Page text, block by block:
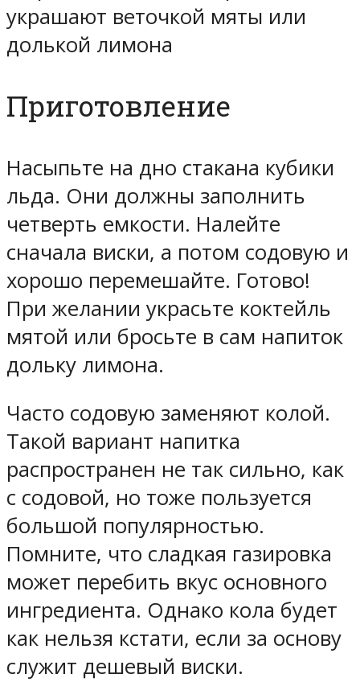
украшают веточкой мяты или
долькой лимона
Приготовление
Насыпьте на дно стакана кубики
льда. Они должны заполнить
четверть емкости. Налейте
сначала виски, а потом содовую и
хорошо перемешайте. Готово!
При желании украсьте коктейль
мятой или бросьте в сам напиток
дольку лимона.
Часто содовую заменяют колой.
Такой вариант напитка
распространен не так сильно, как
с содовой, но тоже пользуется
большой популярностью.
Помните, что сладкая газировка
может перебить вкус основного
ингредиента. Однако кола будет
как нельзя кстати, если за основу
служит дешевый виски.